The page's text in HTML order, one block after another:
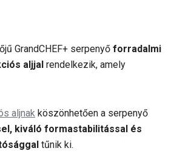
GrandCHEF+ serpenyő forradalmi
aljjal rendelkezik, amely
aljnak köszönhetően a serpenyő
kiváló formastabilitással és
tűnik ki.